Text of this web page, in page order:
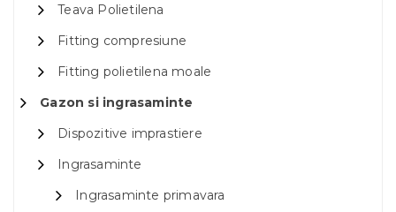
Teava Polietilena
Fitting compresiune
Fitting polietilena moale
Gazon si ingrasaminte
Dispozitive imprastiere
Ingrasaminte
Ingrasaminte primavara